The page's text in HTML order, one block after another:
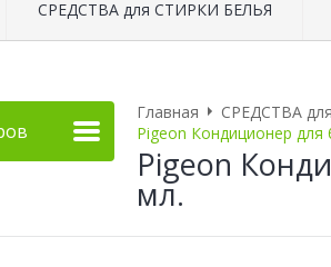
СРЕДСТВА для СТИРКИ БЕЛЬЯ
Главная СРЕДСТВА
Pigeon Кондиционер для
Pigeon
мл.